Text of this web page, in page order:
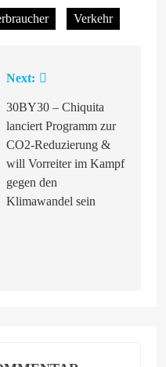
Verkehr
Next:
30BY30 – Chiquita
lanciert Programm zur
CO2-Reduzierung &
will Vorreiter im Kampf
gegen den
Klimawandel sein